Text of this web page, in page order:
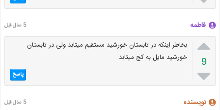
فاطمه 5 سال قبل

9

بخاطر اینکه در تابستان خورشید مستقیم میتابد ولی در تابستان
خورشید مایل به کج میتابد
پاسخ
نویسنده 5 سال قبل